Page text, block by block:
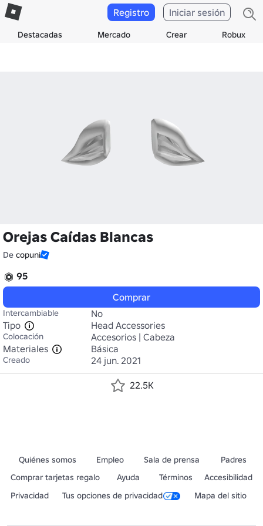
Destacadas Mercado Crear Robux
Registro Iniciar sesión
Orejas Caídas Blancas
De copuni
95
Comprar
Intercambiable
No
Tipo
Head Accessories
Colocación
Accesorios | Cabeza
Materiales
Básica
Creado 24 jun. 2021
22.5K
Quiénes somos Empleo Sala de prensa
Padres
Comprar tarjetas regalo
Ayuda Términos
Accesibilidad
Privacidad
Tus opciones de privacidad Mapa del sitio